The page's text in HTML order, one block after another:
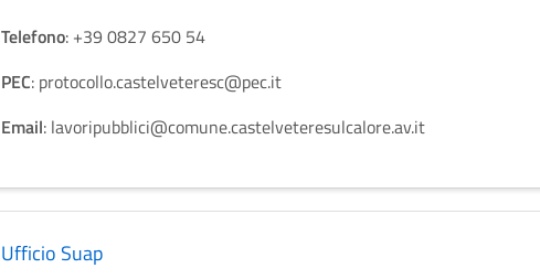
Telefono: +39 0827 650 54
PEC: protocollo.castelveteresc@pec.it
Email: lavoripubblici@comune.castelveteresulcalore.av.it
Ufficio Suap